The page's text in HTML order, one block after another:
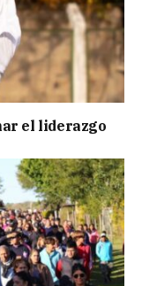
el liderazgo